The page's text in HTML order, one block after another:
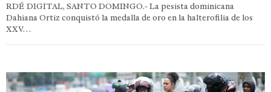
RDÉ DIGITAL, SANTO DOMINGO.- La pesista dominicana
Dahiana Ortiz conquistó la medalla de oro en la halterofilia de los
XXV…